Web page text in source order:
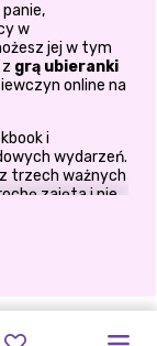
w
jej w tym
grą ubieranki
online na
i
wydarzeń.
trzech ważnych
zajęta i nie
grze
naszej
ZNANI